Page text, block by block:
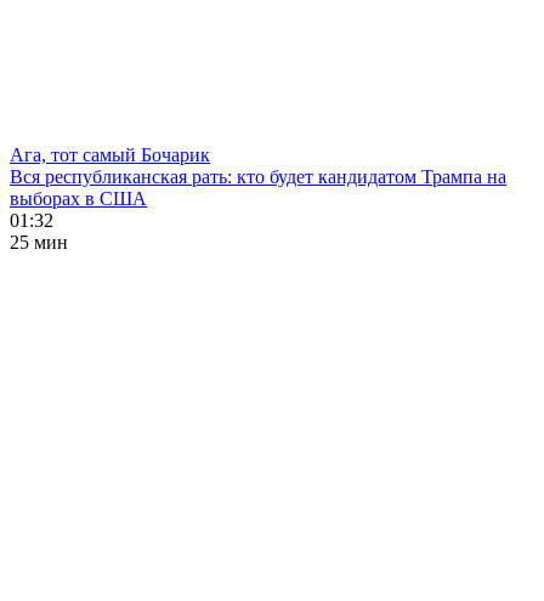
Ага, тот самый Бочарик
Вся республиканская рать: кто будет кандидатом Трампа на
выборах в США
01:32
25 мин